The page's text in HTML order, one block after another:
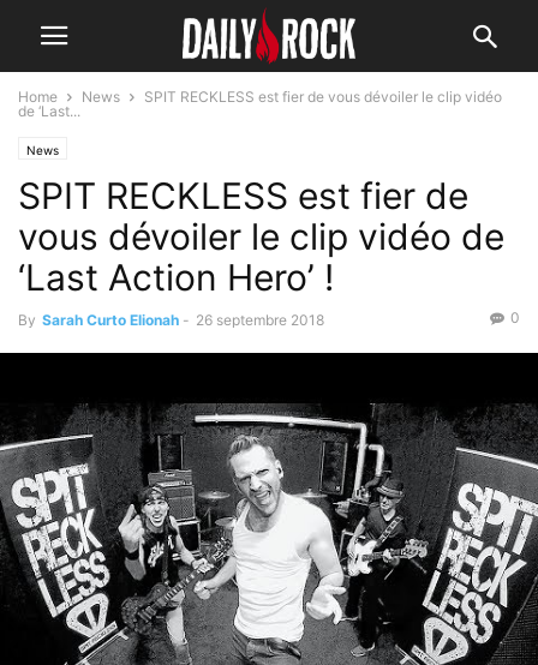
Home News
SPIT RECKLESS est fier de vous dévoiler le clip vidéo
de ‘Last...
News
SPIT RECKLESS est fier de
vous dévoiler le clip vidéo de
‘Last Action Hero’ !
By Sarah Curto Elionah - 26 septembre 2018 0